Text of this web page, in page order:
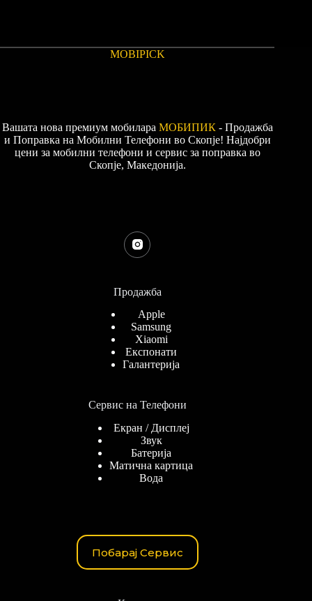
MOBIPICK
Вашата нова премиум мобилара МОБИПИК - Продажба
и Поправка на Мобилни Телефони во Скопје! Најдобри
цени за мобилни телефони и сервис за поправка во
Скопје, Македонија.
Продажба
Apple
Samsung
Xiaomi
Експонати
Галантерија
Сервис на Телефони
Екран / Дисплеј
Звук
Батерија
Матична картица
Вода
Побарај Сервис